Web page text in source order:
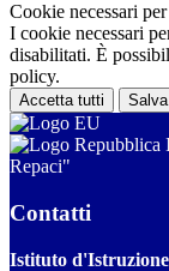
Cookie necessari
I cookie necessari
disabilitati. È
policy.
Accetta tutti
Repaci"
Contatti
Istituto